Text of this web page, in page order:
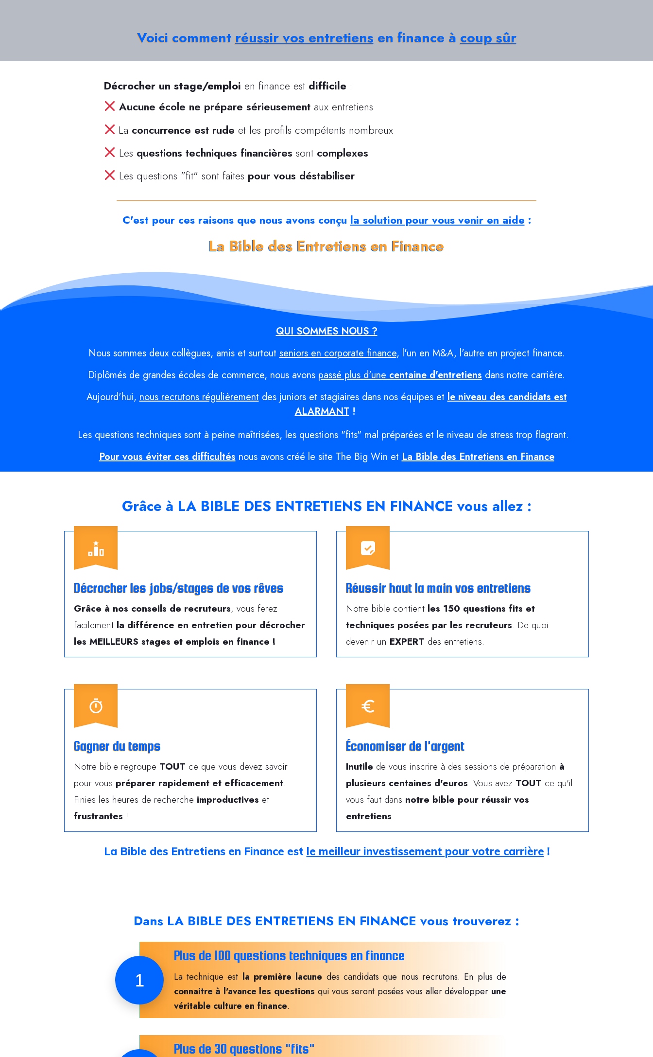
Voici comment réussir vos entretiens en finance à coup sûr
Décrocher un stage/emploi en finance est difficile :
Aucune école ne prépare sérieusementaux entretiens
La concurrence est rudeet les profils compétents nombreux
Les questions techniques financières sont complexes
Les questions "fit" sont faites pour vous déstabiliser
C'est pour ces raisons que nous avons conçu la solution pour vous venir en aide :
La Bible des Entretiens en Finance
QUI SOMMES NOUS ?
Nous sommes deux collègues, amis et surtoutseniors en corporate finance, l'un en M&A, l'autre en project finance.
Diplômés de grandes écoles de commerce, nous avons passé plus d'unecentaine d'entretiens dans notre carrière.
Aujourd'hui,nous recrutons régulièrementdes juniors et stagiaires dans nos équipes etle niveau des candidats est
ALARMANT!
Les questions techniques sont à peine maîtrisées, les questions "fits" mal préparées et le niveau de stress trop flagrant.
Pour vous éviter ces difficultésnous avons créé le site The Big Win etLa Bible des Entretiens en Finance
Grâce à LA BIBLE DES ENTRETIENS EN FINANCE vous allez :
Décrocher les jobs/stages de vos rêves
Grâce à nos conseils de recruteurs, vous ferez
facilement la différence en entretien pour décrocher
les MEILLEURS stages et emplois en finance !
Réussir haut la main vos entretiens
Notre bible contient les 150 questions fits et
techniques posées par les recruteurs. De quoi
devenir un EXPERT des entretiens.
Gagner du temps
Notre bible regroupe TOUT ce que vous devez savoir
pour vous préparer rapidement et efficacement.
Finies les heures de recherche improductives et
frustrantes !
Économiser de l'argent
Inutile de vous inscrire à des sessions de préparation à
plusieurs centaines d'euros. Vous avez TOUT ce qu'il
vous faut dans notre bible pour réussir vos
entretiens.
La Bible des Entretiens en Finance est le meilleur investissement pour votre carrière !
Dans LA BIBLE DES ENTRETIENS EN FINANCE vous trouverez :
1
Plus de 100 questions techniques en finance
La technique est la première lacune des candidats que nous recrutons. En plus de
connaitre à l'avance les questions qui vous seront posées vous aller développer une
véritable culture en finance.
Plus de 30 questions "fits"